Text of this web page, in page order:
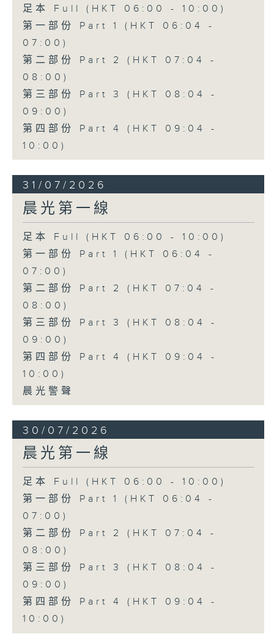
足本 Full (HKT 06:00 - 10:00)
第一部份 Part 1 (HKT 06:04 -
07:00)
第二部份 Part 2 (HKT 07:04 -
08:00)
第三部份 Part 3 (HKT 08:04 -
09:00)
第四部份 Part 4 (HKT 09:04 -
10:00)
31/07/2026
晨光第一線
足本 Full (HKT 06:00 - 10:00)
第一部份 Part 1 (HKT 06:04 -
07:00)
第二部份 Part 2 (HKT 07:04 -
08:00)
第三部份 Part 3 (HKT 08:04 -
09:00)
第四部份 Part 4 (HKT 09:04 -
10:00)
晨光警聲
30/07/2026
晨光第一線
足本 Full (HKT 06:00 - 10:00)
第一部份 Part 1 (HKT 06:04 -
07:00)
第二部份 Part 2 (HKT 07:04 -
08:00)
第三部份 Part 3 (HKT 08:04 -
09:00)
第四部份 Part 4 (HKT 09:04 -
10:00)